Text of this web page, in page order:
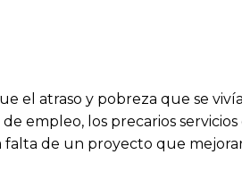
el atraso y pobreza que se
empleo, los precarios servicios
falta de un proyecto que